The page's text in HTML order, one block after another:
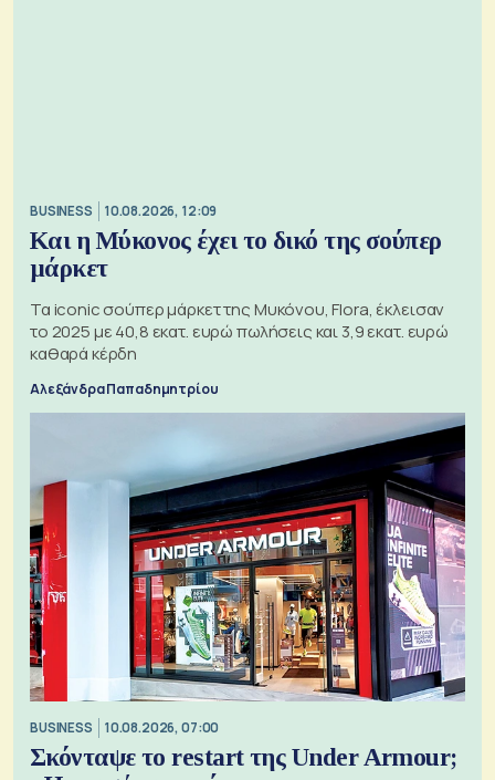
BUSINESS 10.08.2026, 12:09
Και η Μύκονος έχει το δικό της σούπερ
μάρκετ
Τα iconic σούπερ μάρκετ της Μυκόνου, Flora, έκλεισαν
το 2025 με 40,8 εκατ. ευρώ πωλήσεις και 3,9 εκατ. ευρώ
καθαρά κέρδη
Αλεξάνδρα Παπαδημητρίου
BUSINESS 10.08.2026, 07:00
Σκόνταψε το restart της Under Armour;